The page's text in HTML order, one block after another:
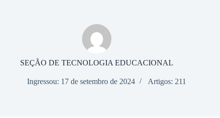
SEÇÃO DE TECNOLOGIA EDUCACIONAL
Ingressou: 17 de setembro de 2024 Artigos: 211